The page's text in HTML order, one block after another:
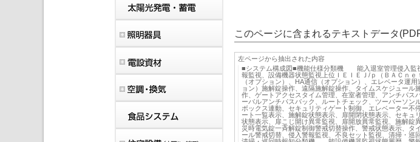
このページに含まれるテキストデータ
左ページから抽出された内容
■システム構成図■機能仕様分類機 能入退室管理侵入監
報監視、設備機器状態監視上位ＩＥＩＥＪ/ｐ（ＢＡＣｎｅ
（オプション）、HA通信（オプション）、エレベータ運用
ョン）施解錠操作、遠隔施解錠操作、タイムスケジュール
作、ゲートアクセスタイム管理、在室者管理、アンチパス
ーバルアンチパスバック、ルートチェック、ツーパーソン
ボックス連動、セキュリティゲート制御、エレベーター不
ート一覧表示、施解錠状態表示、扉開閉状態表示、セキュ
状態表示、扉こじ開け異常監視、扉開放異常監視、施解錠
災時電気錠一斉解錠制御警戒切替操作、警戒状態表示、タ
ール警戒切替、侵入警報監視、不良セット監視、清掃・巡